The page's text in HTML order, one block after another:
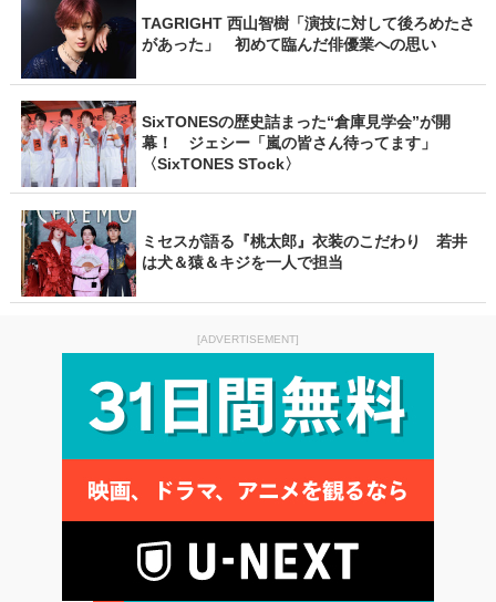
TAGRIGHT 西山智樹「演技に対して後ろめたさ
があった」 初めて臨んだ俳優業への思い
SixTONESの歴史詰まった“倉庫見学会”が開
幕！ ジェシー「嵐の皆さん待ってます」
〈SixTONES STock〉
ミセスが語る『桃太郎』衣装のこだわり 若井
は犬＆猿＆キジを一人で担当
[ADVERTISEMENT]